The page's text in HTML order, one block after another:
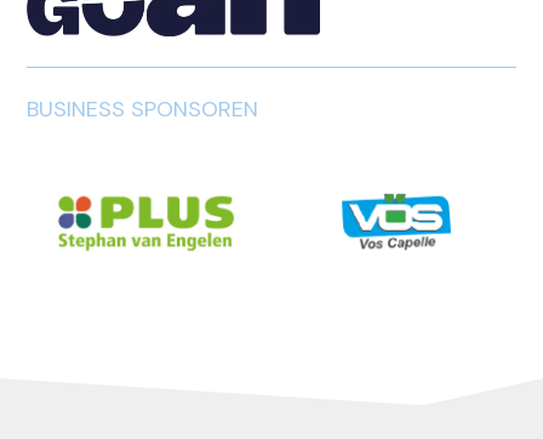
BUSINESS SPONSOREN